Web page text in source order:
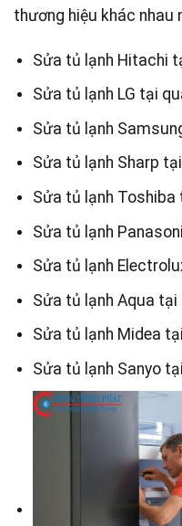
thương hiệu khác nhau
Sửa tủ lạnh Hitachi
Sửa tủ lạnh LG tại
Sửa tủ lạnh
Sửa tủ lạnh Sharp
Sửa tủ lạnh Toshiba
Sửa tủ lạnh
Sửa tủ lạnh
Sửa tủ lạnh Aqua tại
Sửa tủ lạnh Midea
Sửa tủ lạnh Sanyo